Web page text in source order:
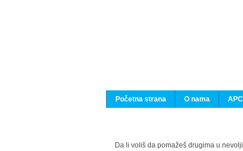
Početna strana
O nama
Da li voliš da pomažeš drugima u